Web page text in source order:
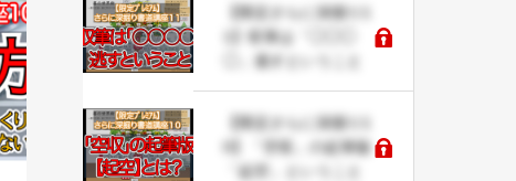
【限定さらに深掘り1
1】収筆は「◯◯◯
◯」逃すということ
【限定さらに深掘り1
0】「空収」の起筆版
「起空」ということ